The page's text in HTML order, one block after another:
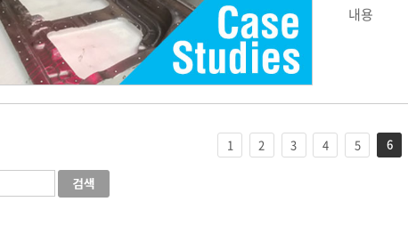
내용
1 2 3 4 5 6